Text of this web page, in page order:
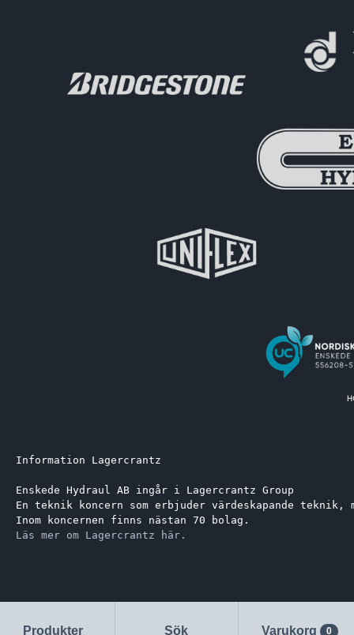
Produkter Sök Varukorg 0
Information Lagercrantz
Enskede Hydraul AB ingår i Lagercrantz Group
En teknik koncern som erbjuder värdeskapande
Inom koncernen finns nästan 70 bolag.
Läs mer om Lagercrantz här.